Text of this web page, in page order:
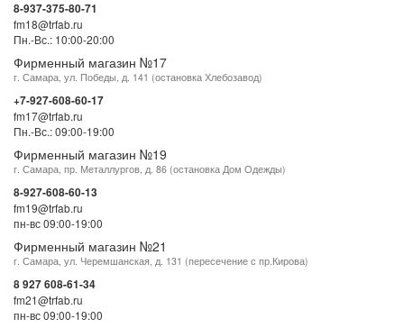
8-937-375-80-71
fm18@trfab.ru
Пн.-Вс.: 10:00-20:00
Фирменный магазин №17
г. Самара, ул. Победы, д. 141 (остановка Хлебозавод)
+7-927-608-60-17
fm17@trfab.ru
Пн.-Вс.: 09:00-19:00
Фирменный магазин №19
г. Самара, пр. Металлургов, д. 86 (остановка Дом Одежды)
8-927-608-60-13
fm19@trfab.ru
пн-вс 09:00-19:00
Фирменный магазин №21
г. Самара, ул. Черемшанская, д. 131 (пересечение с пр.Кирова)
8 927 608-61-34
fm21@trfab.ru
пн-вс 09:00-19:00